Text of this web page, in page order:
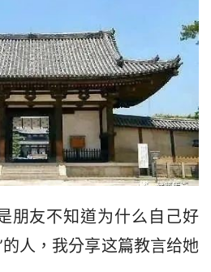
朋友不知道为什么自己好
人，我分享这篇教言给她